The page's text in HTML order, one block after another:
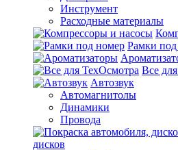
Инструмент
Расходные материалы
Рамки
Все
Автозвук
Автомагнитолы
Динамики
Провода
дисков